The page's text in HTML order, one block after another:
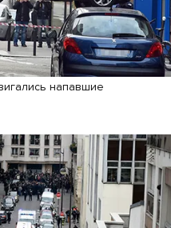
напавшие